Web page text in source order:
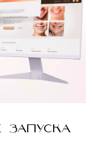
ЗАПУСКА